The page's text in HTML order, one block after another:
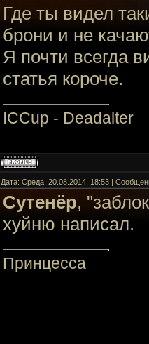
Где ты видел
брони и не
Я почти всегда
статья короче.
ICCup - Deadalter
Дата: Среда, 20.08.2014, 18:53 |
Сутенёр,
хуйню написал.
Принцесса